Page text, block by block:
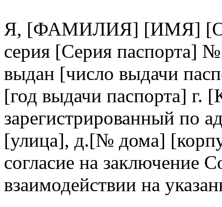
Я, [ФАМИЛИЯ] [ИМЯ]
серия [Серия паспорта]
выдан [число выдачи
[год выдачи паспорта] г.
зарегистрированный по
[улица], д.[№ дома]
согласие на заключение
взаимодействии на